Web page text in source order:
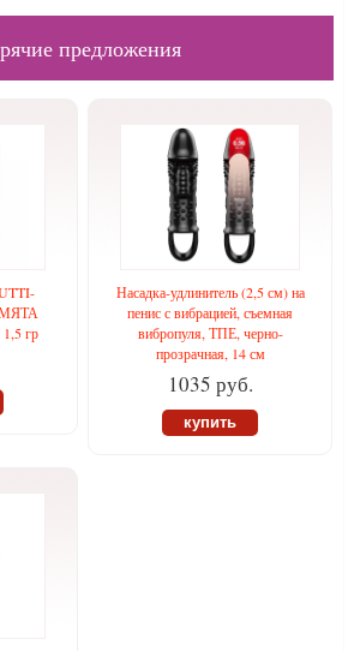
предложения
гр
Насадка-удлинитель (2,5 см) на
пенис с вибрацией, съемная
вибропуля, ТПЕ, черно-
прозрачная, 14 см
1035 руб.
купить